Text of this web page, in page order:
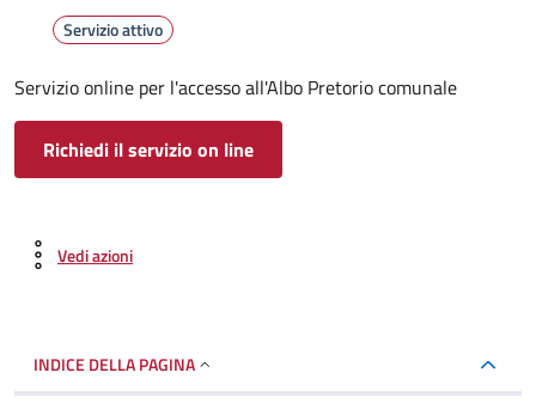
Servizio attivo
Servizio online per l'accesso all'Albo Pretorio comunale
Richiedi il servizio on line
Vedi azioni
INDICE DELLA PAGINA